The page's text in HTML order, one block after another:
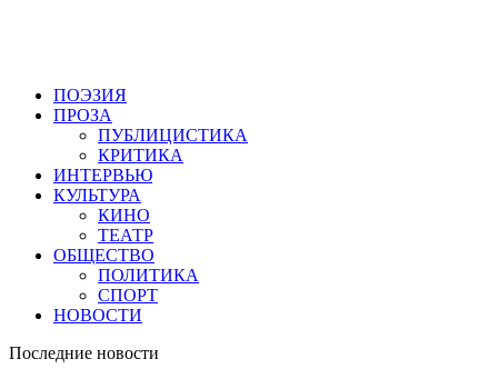
ПОЭЗИЯ
ПРОЗА
ПУБЛИЦИСТИКА
КРИТИКА
ИНТЕРВЬЮ
КУЛЬТУРА
КИНО
ТЕАТР
ОБЩЕСТВО
ПОЛИТИКА
СПОРТ
НОВОСТИ
Последние новости